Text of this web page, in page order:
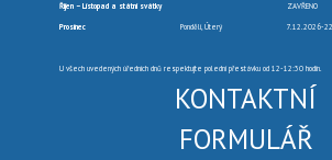
Říjen – Listopad a státní svátky ZAVŘENO
Prosinec Pondělí, Úterý 7.12.2026-
U všech uvedených úředních dnů respektujte polední přestávku od 12-12:30 hodin.
KONTAKTNÍ
FORMULÁŘ